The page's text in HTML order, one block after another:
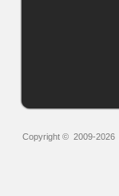
Copyright © 2009-2026